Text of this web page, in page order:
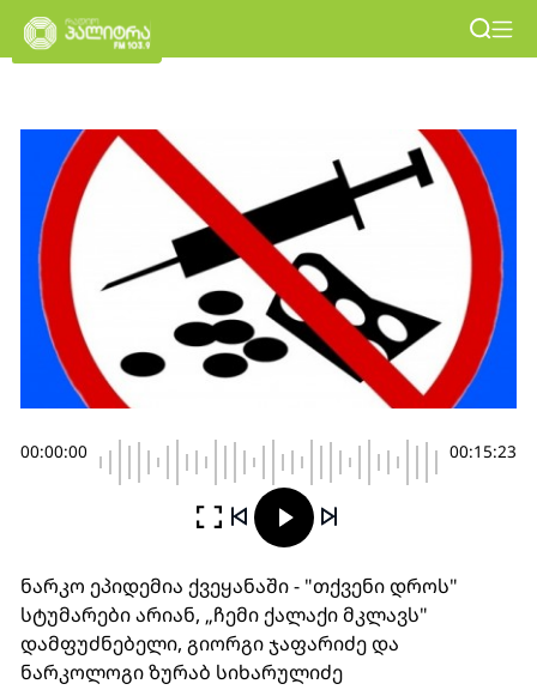
00:00:00 00:15:23
ნარკო ეპიდემია ქვეყანაში - "თქვენი დროს"
სტუმარები არიან, „ჩემი ქალაქი მკლავს"
დამფუძნებელი, გიორგი ჯაფარიძე და
ნარკოლოგი ზურაბ სიხარულიძე